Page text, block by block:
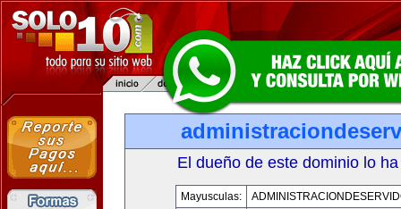
El dueño de este dominio lo
Mayusculas: